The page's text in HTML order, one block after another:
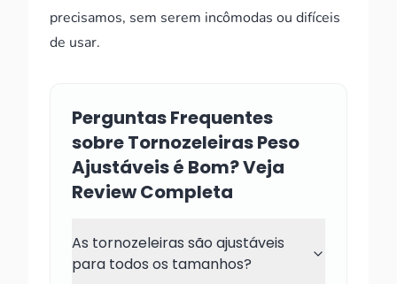
precisamos, sem serem incômodas ou difíceis
de usar.
Perguntas Frequentes
sobre Tornozeleiras Peso
Ajustáveis é Bom? Veja
Review Completa
As tornozeleiras são ajustáveis
para todos os tamanhos?